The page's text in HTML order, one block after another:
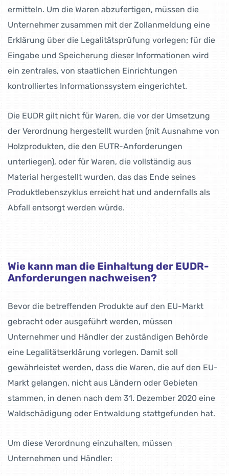
ermitteln. Um die Waren abzufertigen, müssen die
Unternehmer zusammen mit der Zollanmeldung eine
Erklärung über die Legalitätsprüfung vorlegen; für die
Eingabe und Speicherung dieser Informationen wird
ein zentrales, von staatlichen Einrichtungen
kontrolliertes Informationssystem eingerichtet.
Die EUDR gilt nicht für Waren, die vor der Umsetzung
der Verordnung hergestellt wurden (mit Ausnahme von
Holzprodukten, die den EUTR-Anforderungen
unterliegen), oder für Waren, die vollständig aus
Material hergestellt wurden, das das Ende seines
Produktlebenszyklus erreicht hat und andernfalls als
Abfall entsorgt werden würde.
Wie kann man die Einhaltung der EUDR-
Anforderungen nachweisen?
Bevor die betreffenden Produkte auf den EU-Markt
gebracht oder ausgeführt werden, müssen
Unternehmer und Händler der zuständigen Behörde
eine Legalitätserklärung vorlegen. Damit soll
gewährleistet werden, dass die Waren, die auf den EU-
Markt gelangen, nicht aus Ländern oder Gebieten
stammen, in denen nach dem 31. Dezember 2020 eine
Waldschädigung oder Entwaldung stattgefunden hat.
Um diese Verordnung einzuhalten, müssen
Unternehmen und Händler: